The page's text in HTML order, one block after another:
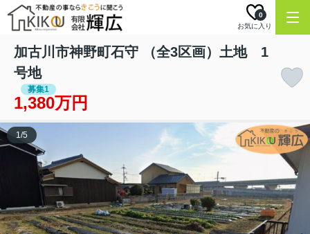
お気に入り
0
加古川市神野町石守 （全3区画）土地 1
号地
募集1
1,380万円
1/5